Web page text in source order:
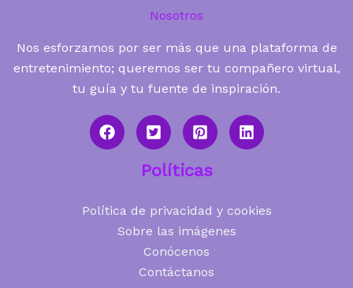
Nosotros
Nos esforzamos por ser más que una plataforma de
entretenimiento; queremos ser tu compañero virtual,
tu guía y tu fuente de inspiración.
Políticas
Política de privacidad y cookies
Sobre las imágenes
Conócenos
Contáctanos